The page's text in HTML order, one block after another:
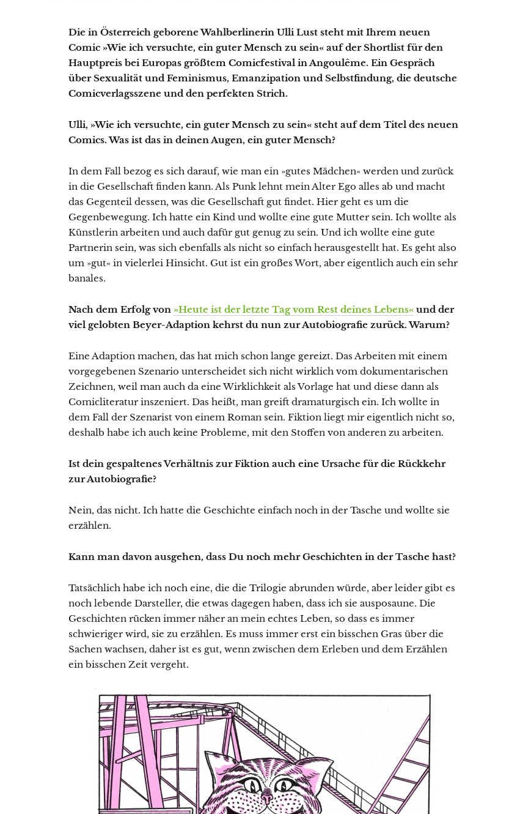
Die in Österreich geborene Wahlberlinerin Ulli Lust steht mit Ihrem neuen
Comic »Wie ich versuchte, ein guter Mensch zu sein« auf der Shortlist für den
Hauptpreis bei Europas größtem Comicfestival in Angoulême. Ein Gespräch
über Sexualität und Feminismus, Emanzipation und Selbstfindung, die deutsche
Comicverlagsszene und den perfekten Strich.
Ulli, »Wie ich versuchte, ein guter Mensch zu sein« steht auf dem Titel des neuen
Comics. Was ist das in deinen Augen, ein guter Mensch?
In dem Fall bezog es sich darauf, wie man ein »gutes Mädchen« werden und zurück
in die Gesellschaft finden kann. Als Punk lehnt mein Alter Ego alles ab und macht
das Gegenteil dessen, was die Gesellschaft gut findet. Hier geht es um die
Gegenbewegung. Ich hatte ein Kind und wollte eine gute Mutter sein. Ich wollte als
Künstlerin arbeiten und auch dafür gut genug zu sein. Und ich wollte eine gute
Partnerin sein, was sich ebenfalls als nicht so einfach herausgestellt hat. Es geht also
um »gut« in vielerlei Hinsicht. Gut ist ein großes Wort, aber eigentlich auch ein sehr
banales.
Nach dem Erfolg von »Heute ist der letzte Tag vom Rest deines Lebens« und der
viel gelobten Beyer-Adaption kehrst du nun zur Autobiografie zurück. Warum?
Eine Adaption machen, das hat mich schon lange gereizt. Das Arbeiten mit einem
vorgegebenen Szenario unterscheidet sich nicht wirklich vom dokumentarischen
Zeichnen, weil man auch da eine Wirklichkeit als Vorlage hat und diese dann als
Comicliteratur inszeniert. Das heißt, man greift dramaturgisch ein. Ich wollte in
dem Fall der Szenarist von einem Roman sein. Fiktion liegt mir eigentlich nicht so,
deshalb habe ich auch keine Probleme, mit den Stoffen von anderen zu arbeiten.
Ist dein gespaltenes Verhältnis zur Fiktion auch eine Ursache für die Rückkehr
zur Autobiografie?
Nein, das nicht. Ich hatte die Geschichte einfach noch in der Tasche und wollte sie
erzählen.
Kann man davon ausgehen, dass Du noch mehr Geschichten in der Tasche hast?
Tatsächlich habe ich noch eine, die die Trilogie abrunden würde, aber leider gibt es
noch lebende Darsteller, die etwas dagegen haben, dass ich sie ausposaune. Die
Geschichten rücken immer näher an mein echtes Leben, so dass es immer
schwieriger wird, sie zu erzählen. Es muss immer erst ein bisschen Gras über die
Sachen wachsen, daher ist es gut, wenn zwischen dem Erleben und dem Erzählen
ein bisschen Zeit vergeht.